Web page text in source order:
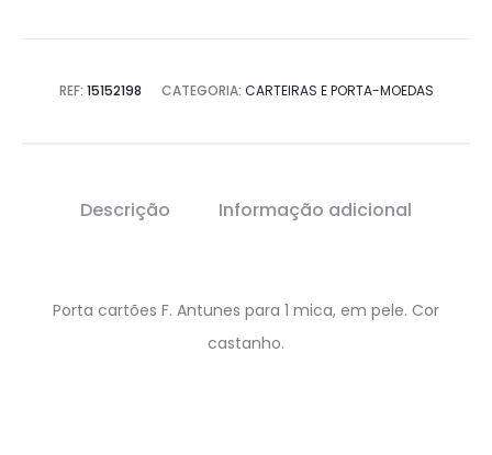
REF: 15152198 CATEGORIA: CARTEIRAS E PORTA-MOEDAS
Descrição Informação adicional
Porta cartões F. Antunes para 1 mica, em pele. Cor
castanho.